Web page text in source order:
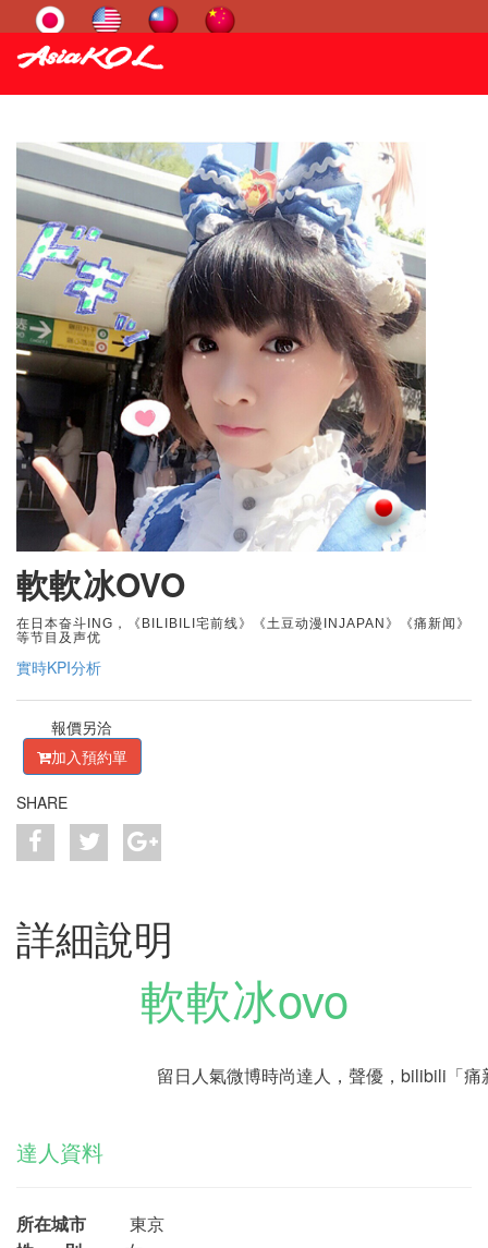
軟軟冰OVO
在日本奋斗ING，《BILIBILI宅前线》《土豆动漫INJAPAN》《痛新闻》
等节目及声优
實時KPI分析
報價另洽
加入預約單
SHARE
詳細說明
軟軟冰ovo
留日人氣微博時尚達人，聲優，bilibili「
達人資料
所在城市 東京